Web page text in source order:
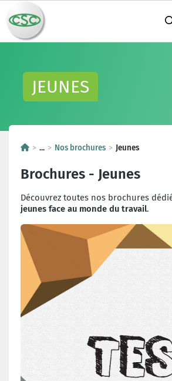
JEUNES
... Nos brochures Jeunes
Brochures - Jeunes
Découvrez toutes nos brochures
jeunes face au monde du travail.